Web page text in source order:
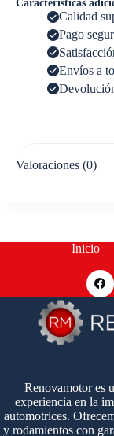
Características
Calidad
Pago
Envíos a
Valoraciones (0)
Inicio
Renovamotor es
experiencia en la
automotrices.
y rodamientos con